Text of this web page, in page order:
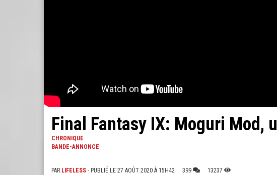
Final Fantasy IX: Moguri Mod,
CHRONIQUE
BANDE-ANNONCE
PAR LIFELESS - PUBLIÉ LE 27 AOÛT 2020 À 15H42 399 13237